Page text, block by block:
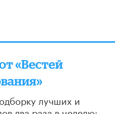
«Вестей
лучших и